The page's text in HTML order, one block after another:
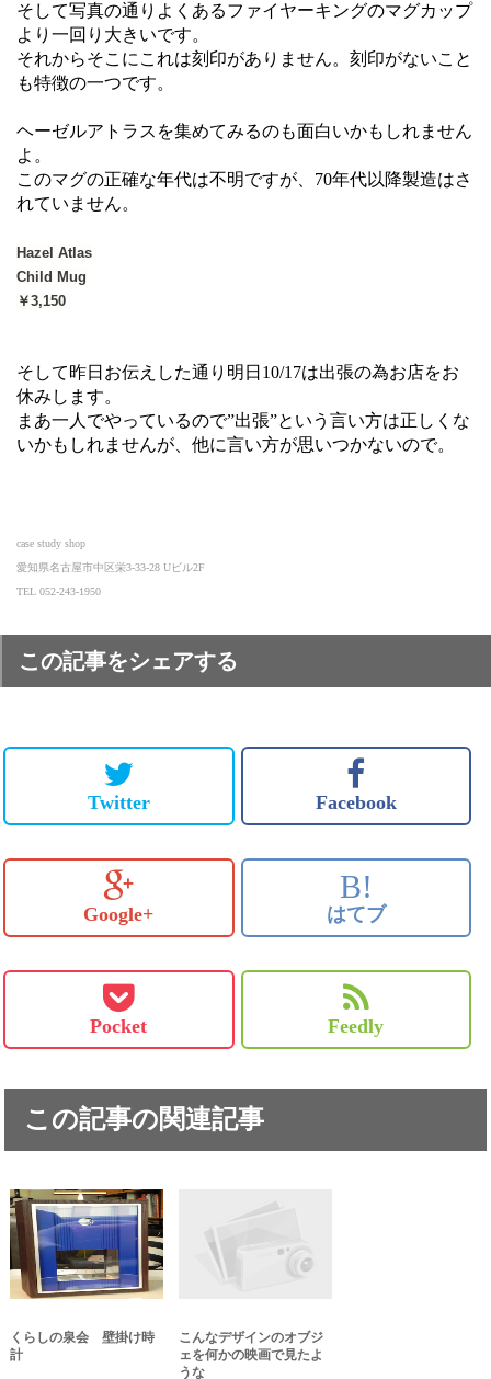
そして写真の通りよくあるファイヤーキングのマグカップ
より一回り大きいです。
それからそこにこれは刻印がありません。刻印がないこと
も特徴の一つです。
ヘーゼルアトラスを集めてみるのも面白いかもしれません
よ。
このマグの正確な年代は不明ですが、70年代以降製造はさ
れていません。
Hazel Atlas
Child Mug
￥3,150
そして昨日お伝えした通り明日10/17は出張の為お店をお
休みします。
まあ一人でやっているので”出張”という言い方は正しくな
いかもしれませんが、他に言い方が思いつかないので。
case study shop
愛知県名古屋市中区栄3-33-28 Uビル2F
TEL 052-243-1950
この記事をシェアする
Twitter Facebook
Google+
B!
はてブ
Pocket Feedly
この記事の関連記事
くらしの泉会 壁掛け時
計
こんなデザインのオブジ
ェを何かの映画で見たよ
うな